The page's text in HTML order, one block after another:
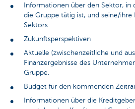
Informationen über den Sektor, in
die Gruppe tätig ist, und seine/ihre
Sektors.
Zukunftsperspektiven
Aktuelle (zwischenzeitliche und
Finanzergebnisse des
Gruppe.
Budget für den kommenden
Informationen über die